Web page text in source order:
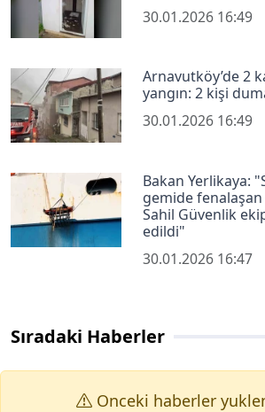
30.01.2026 16:49
Arnavutköy’de 2
yangın: 2 kişi
30.01.2026 16:49
Bakan Yerlikaya:
gemide fenalaşan
Sahil Güvenlik
edildi"
30.01.2026 16:47
Sıradaki Haberler
Onceki haberler